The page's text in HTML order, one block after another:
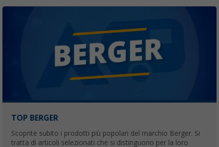
TOP BERGER
Scoprite subito i prodotti più popolari del marchio Berger. Si
tratta di articoli selezionati che si distinguono per la loro